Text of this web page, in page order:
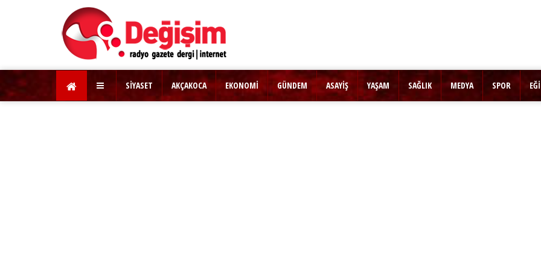
SİYASET AKÇAKOCA EKONOMİ GÜNDEM ASAYİŞ YAŞAM SAĞLIK MEDYA SPOR